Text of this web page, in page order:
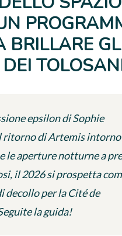
BRILLARE
epsilon di Sophie
ritorno di Artemis intorno
le aperture notturne a
il 2026 si prospetta
decollo per la Cité de
la guida!